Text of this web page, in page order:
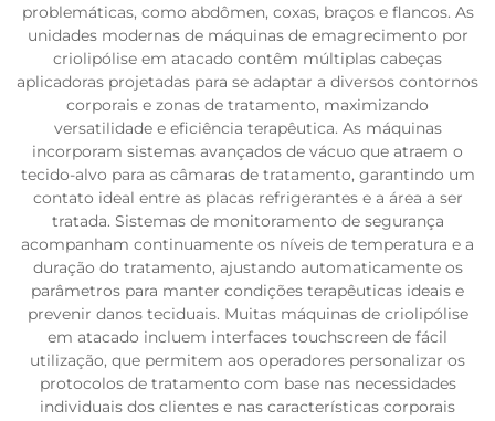
problemáticas, como abdômen, coxas, braços e flancos. As
unidades modernas de máquinas de emagrecimento por
criolipólise em atacado contêm múltiplas cabeças
aplicadoras projetadas para se adaptar a diversos contornos
corporais e zonas de tratamento, maximizando
versatilidade e eficiência terapêutica. As máquinas
incorporam sistemas avançados de vácuo que atraem o
tecido-alvo para as câmaras de tratamento, garantindo um
contato ideal entre as placas refrigerantes e a área a ser
tratada. Sistemas de monitoramento de segurança
acompanham continuamente os níveis de temperatura e a
duração do tratamento, ajustando automaticamente os
parâmetros para manter condições terapêuticas ideais e
prevenir danos teciduais. Muitas máquinas de criolipólise
em atacado incluem interfaces touchscreen de fácil
utilização, que permitem aos operadores personalizar os
protocolos de tratamento com base nas necessidades
individuais dos clientes e nas características corporais